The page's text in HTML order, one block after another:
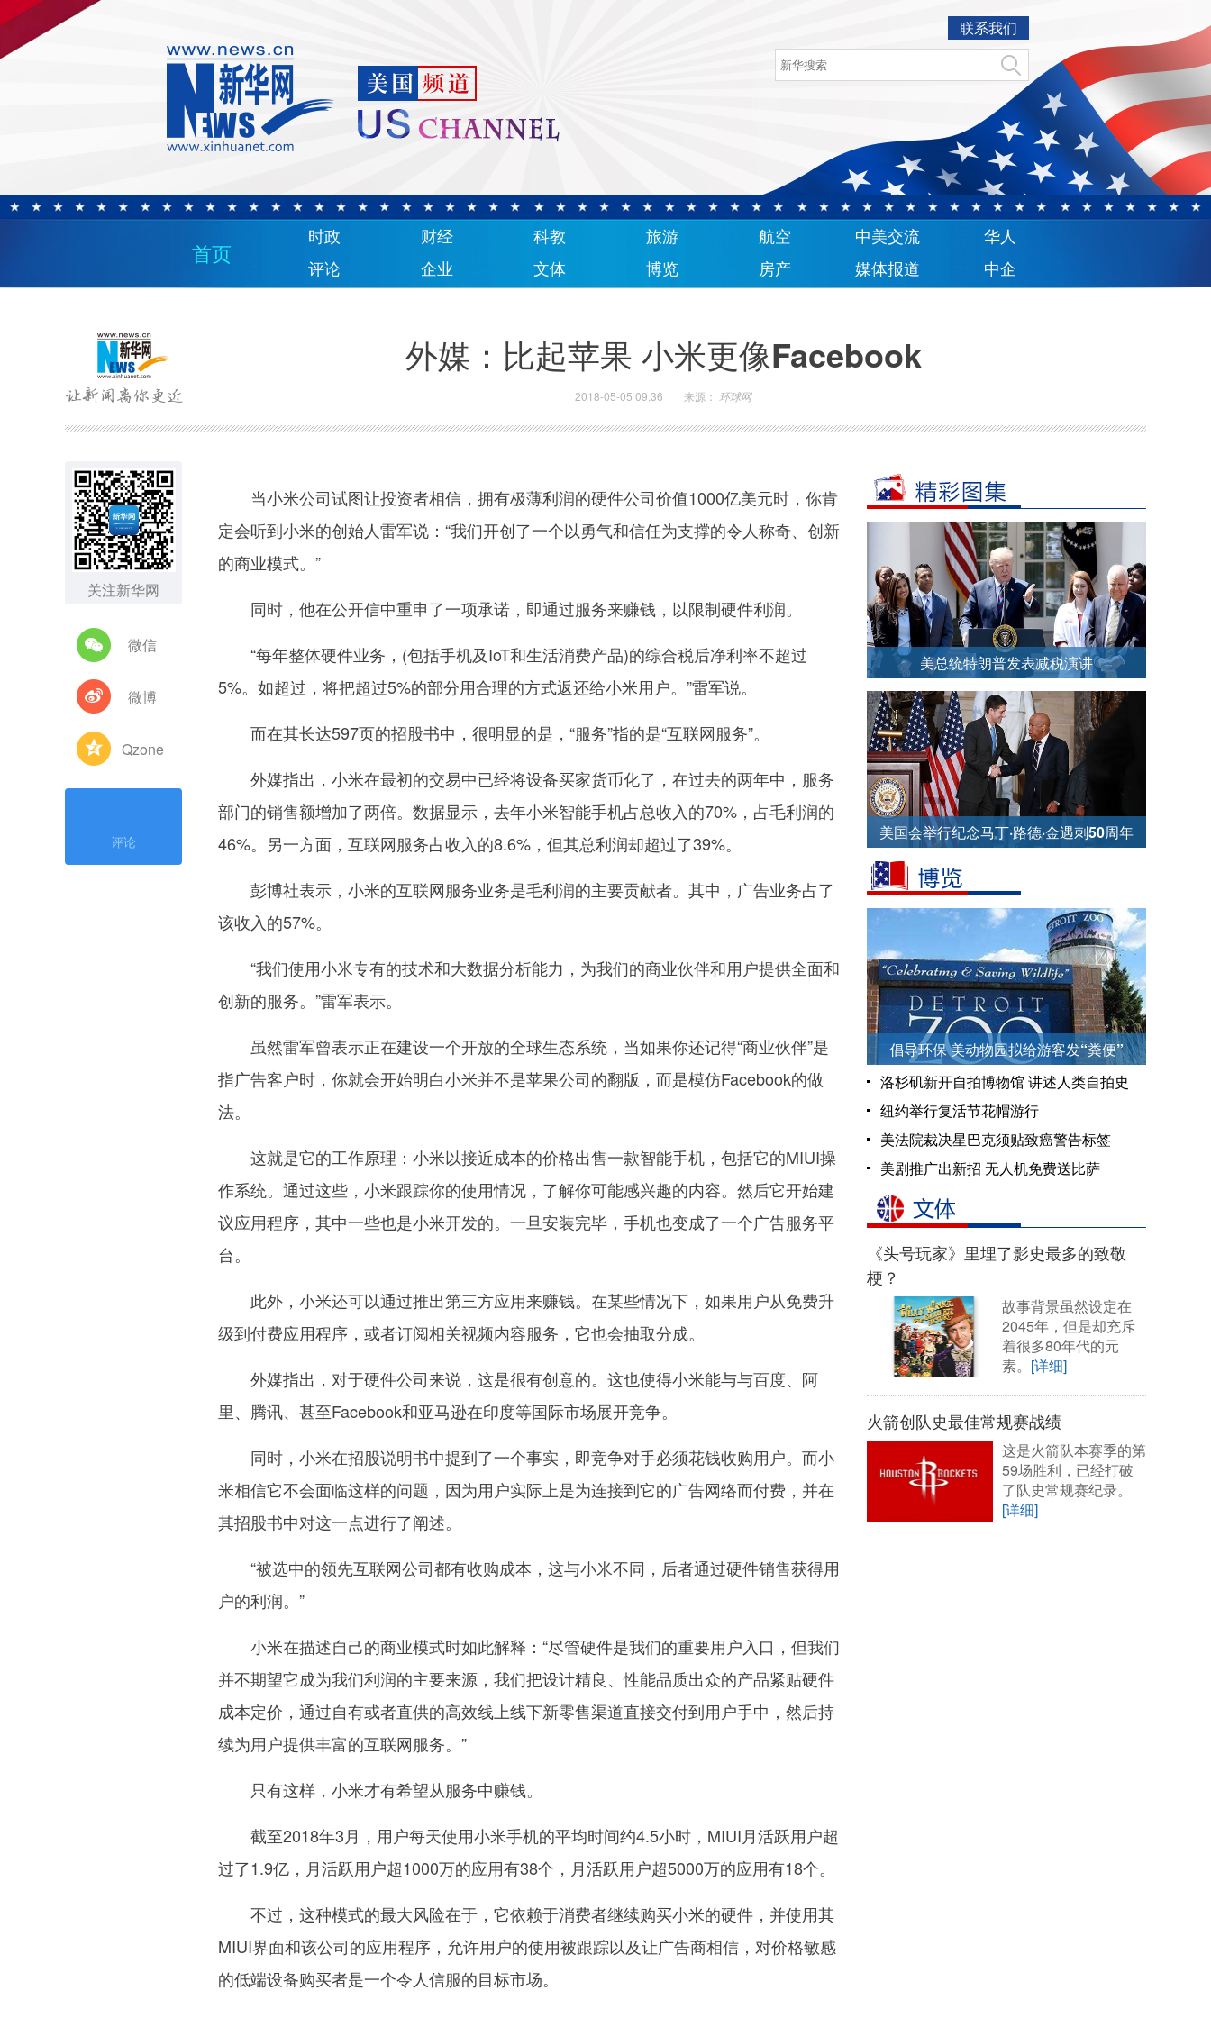
联系我们
首页
时政 财经 科教 旅游 航空 中美交流
华人
评论
企业 文体 博览 房产 媒体报道 中企
外媒：比起苹果 小米更像Facebook
2018-05-05 09:36 来源： 环球网
关注新华网
微信
微博
Qzone
评论
当小米公司试图让投资者相信，拥有极薄利润的硬件公司价值1000亿美元时，你肯
定会听到小米的创始人雷军说：“我们开创了一个以勇气和信任为支撑的令人称奇、创新
的商业模式。”
同时，他在公开信中重申了一项承诺，即通过服务来赚钱，以限制硬件利润。
“每年整体硬件业务，(包括手机及IoT和生活消费产品)的综合税后净利率不超过
5%。如超过，将把超过5%的部分用合理的方式返还给小米用户。”雷军说。
而在其长达597页的招股书中，很明显的是，“服务”指的是“互联网服务”。
外媒指出，小米在最初的交易中已经将设备买家货币化了，在过去的两年中，服务
部门的销售额增加了两倍。数据显示，去年小米智能手机占总收入的70%，占毛利润的
46%。另一方面，互联网服务占收入的8.6%，但其总利润却超过了39%。
彭博社表示，小米的互联网服务业务是毛利润的主要贡献者。其中，广告业务占了
该收入的57%。
“我们使用小米专有的技术和大数据分析能力，为我们的商业伙伴和用户提供全面和
创新的服务。”雷军表示。
虽然雷军曾表示正在建设一个开放的全球生态系统，当如果你还记得“商业伙伴”是
指广告客户时，你就会开始明白小米并不是苹果公司的翻版，而是模仿Facebook的做
法。
这就是它的工作原理：小米以接近成本的价格出售一款智能手机，包括它的MIUI操
作系统。通过这些，小米跟踪你的使用情况，了解你可能感兴趣的内容。然后它开始建
议应用程序，其中一些也是小米开发的。一旦安装完毕，手机也变成了一个广告服务平
台。
此外，小米还可以通过推出第三方应用来赚钱。在某些情况下，如果用户从免费升
级到付费应用程序，或者订阅相关视频内容服务，它也会抽取分成。
外媒指出，对于硬件公司来说，这是很有创意的。这也使得小米能与与百度、阿
里、腾讯、甚至Facebook和亚马逊在印度等国际市场展开竞争。
同时，小米在招股说明书中提到了一个事实，即竞争对手必须花钱收购用户。而小
米相信它不会面临这样的问题，因为用户实际上是为连接到它的广告网络而付费，并在
其招股书中对这一点进行了阐述。
“被选中的领先互联网公司都有收购成本，这与小米不同，后者通过硬件销售获得用
户的利润。”
小米在描述自己的商业模式时如此解释：“尽管硬件是我们的重要用户入口，但我们
并不期望它成为我们利润的主要来源，我们把设计精良、性能品质出众的产品紧贴硬件
成本定价，通过自有或者直供的高效线上线下新零售渠道直接交付到用户手中，然后持
续为用户提供丰富的互联网服务。”
只有这样，小米才有希望从服务中赚钱。
截至2018年3月，用户每天使用小米手机的平均时间约4.5小时，MIUI月活跃用户超
过了1.9亿，月活跃用户超1000万的应用有38个，月活跃用户超5000万的应用有18个。
不过，这种模式的最大风险在于，它依赖于消费者继续购买小米的硬件，并使用其
MIUI界面和该公司的应用程序，允许用户的使用被跟踪以及让广告商相信，对价格敏感
的低端设备购买者是一个令人信服的目标市场。
美总统特朗普发表减税演讲
美国会举行纪念马丁·路德·金遇刺50周年
倡导环保 美动物园拟给游客发“粪便”
洛杉矶新开自拍博物馆 讲述人类自拍史
纽约举行复活节花帽游行
美法院裁决星巴克须贴致癌警告标签
美剧推广出新招 无人机免费送比萨
《头号玩家》里埋了影史最多的致敬
梗？
故事背景虽然设定在
2045年，但是却充斥
着很多80年代的元
素。 [详细]
火箭创队史最佳常规赛战绩
这是火箭队本赛季的第
59场胜利，已经打破
了队史常规赛纪录。
[详细]